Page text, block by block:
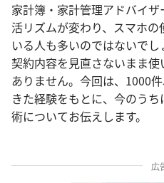
家計簿・家計管理アドバイ
活リズムが変わり、スマホ
いる人も多いのではないで
契約内容を見直さないまま
ありません。今回は、1000
きた経験をもとに、今のう
術についてお伝えします。
広